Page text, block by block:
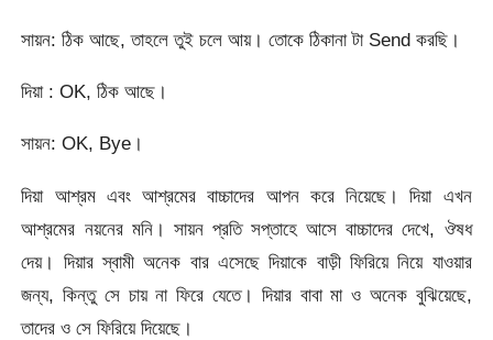
সায়ন: ঠিক আছে, তাহলে তুই চলে আয়। তোকে ঠিকানা টা Send করছি।
দিয়া : OK, ঠিক আছে।
সায়ন: OK, Bye।
দিয়া আশ্রম এবং আশ্রমের বাচ্চাদের আপন করে নিয়েছে। দিয়া এখন
আশ্রমের নয়নের মনি। সায়ন প্রতি সপ্তাহে আসে বাচ্চাদের দেখে, ঔষধ
দেয়। দিয়ার স্বামী অনেক বার এসেছে দিয়াকে বাড়ী ফিরিয়ে নিয়ে যাওয়ার
জন্য, কিন্তু সে চায় না ফিরে যেতে। দিয়ার বাবা মা ও অনেক বুঝিয়েছে,
তাদের ও সে ফিরিয়ে দিয়েছে।